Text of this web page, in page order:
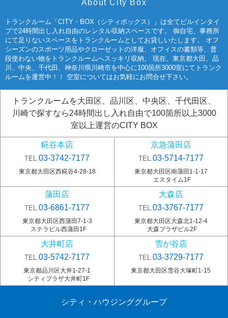
About City Box
トランクルーム「CITY・BOX（シティボックス）」は全てビルインタイ
プで24時間出し入れ自由のレンタル収納スペースです。 御自宅、事務所
にて足りないスペースをトランクルームとしてお貸しいたします。 オフ
シーズンのスポーツ用品やクローゼットの洋服、オフィスの書類等、普
段使わない物をトランクルームへスッキリ収納。 現在、東京都大田、品
川、中央、千代田、神奈川県川崎市を中心に100箇所3000室にてトランク
ルームを運営中！！ 空室についてはお気軽にお問合せ下さい。
トランクルームを大田区、品川区、中央区、千代田区、
川崎で探すなら24時間出し入れ自由で100箇所以上3000
室以上運営のCITY BOX
糀谷本店
TEL.03-3742-7177
東京都大田区西糀谷4-28-18
京急蒲田店
TEL. 03-5714-7177
東京都大田区南蒲田1-1-17
エスタイム1F
蒲田店
TEL.03-6861-7177
東京都大田区西蒲田7-1-3
ステラビル西蒲田1F
大森店
TEL. 03-3767-7177
東京都大田区大森北1-12-4
大森プラザビル2F
大井町店
TEL.03-5742-7177
東京都品川区大井1-27-1
シティプラザ大井町1F
雪が谷店
TEL. 03-3729-7177
東京都大田区雪谷大塚町1-15
シティ・ハウジンググループ